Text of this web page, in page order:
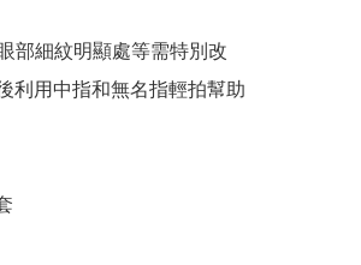
部細紋明顯處等需特別改
利用中指和無名指輕拍幫助